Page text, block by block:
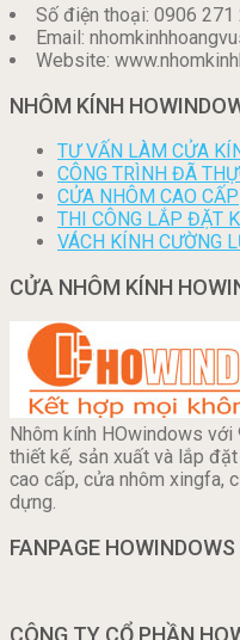
Số điện thoại: 0906 271
Email:
Website:
NHÔM KÍNH
TƯ VẤN LÀM CỬA
CÔNG TRÌNH ĐÃ
CỬA NHÔM CAO CẤP
THI CÔNG LẮP ĐẶT
VÁCH KÍNH CƯỜNG
CỬA NHÔM KÍNH
Nhôm kính HOwindows
thiết kế, sản xuất và lắp
cao cấp, cửa nhôm xingfa,
dựng.
FANPAGE HOWINDOWS
CÔNG TY CỔ PHẦN